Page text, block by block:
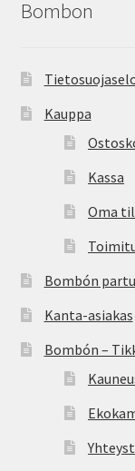
Ekokampaamo
Henkilökunta
Yhteystiedot
Kauppa
Kassa
Toimitusehdot
Oma tili
Bombon
Kauppa
Kassa
Oma
Bombón
Kanta-asiakas
Bombón –